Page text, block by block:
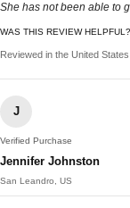
She has not been able to
WAS THIS REVIEW HELPFUL?
Reviewed in the United
J
Verified Purchase
Jennifer Johnston
San Leandro, US